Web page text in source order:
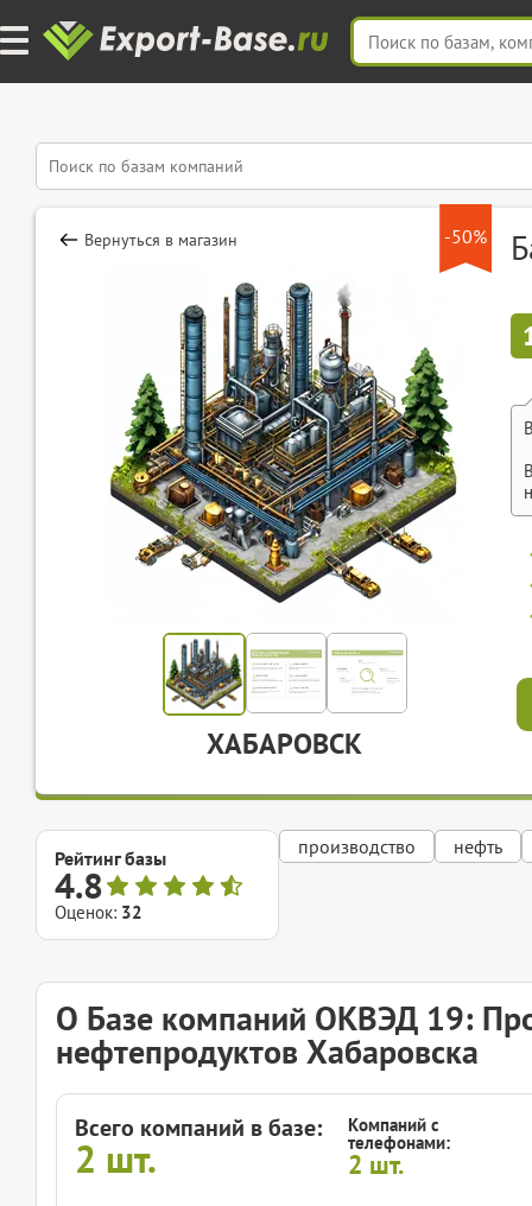
-50%
Вернуться в магазин
ХАБАРОВСК
Рейтинг базы
4.8
Оценок: 32
производство нефть
О Базе компаний ОКВЭД 19:
нефтепродуктов Хабаровска
Всего компаний в базе:
2 шт.
Компаний с
телефонами:
2 шт.